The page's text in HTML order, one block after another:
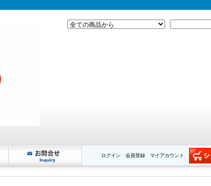
マイアカウント
会員登録
ログイン